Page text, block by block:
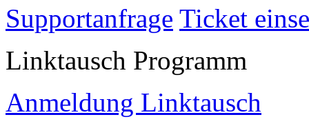
Supportanfrage Ticket
Linktausch Programm
Anmeldung Linktausch